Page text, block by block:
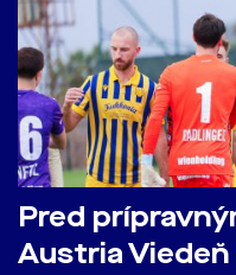
Pred
Austria Viedeň